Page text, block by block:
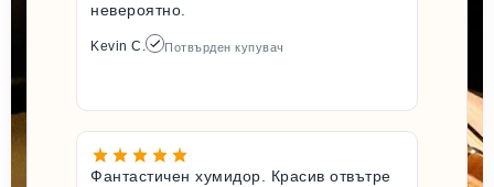
невероятно.
Kevin C. Потвърден купувач
Фантастичен хумидор. Красив отвътре